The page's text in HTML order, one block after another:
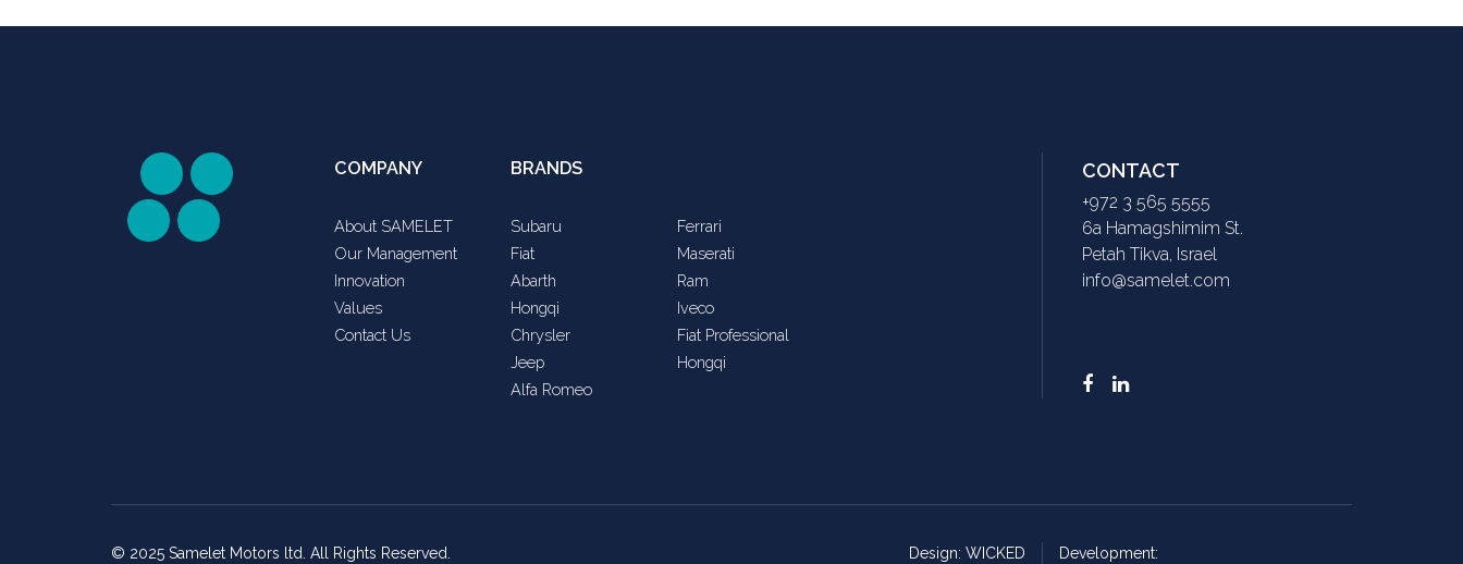
COMPANY
About SAMELET
Our Management
Innovation
Values
Contact Us
BRANDS
Subaru
Fiat
Abarth
Hongqi
Chrysler
Jeep
Alfa Romeo
Ferrari
Maserati
Ram
Iveco
Fiat Professional
Hongqi
CONTACT
+972 3 565 5555
6a Hamagshimim St.
Petah Tikva, Israel
info@samelet.com
© 2025 Samelet Motors ltd. All Rights Reserved. Design: WICKED Development: